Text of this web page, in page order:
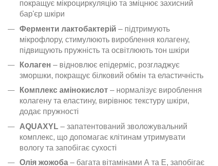
покращує мікроциркуляцію та зміцнює захисний
бар'єр шкіри
Ферменти лактобактерій – підтримують
мікрофлору, стимулюють вироблення колагену,
підвищують пружність та освітлюють тон шкіри
Колаген – відновлює епідерміс, розгладжує
зморшки, покращує білковий обмін та еластичність
Комплекс амінокислот – нормалізує вироблення
колагену та еластину, вирівнює текстуру шкіри,
додає пружності
AQUAXYL – запатентований зволожувальний
комплекс, що допомагає клітинам утримувати
вологу та запобігає сухості
Олія жожоба – багата вітамінами А та Е, запобігає